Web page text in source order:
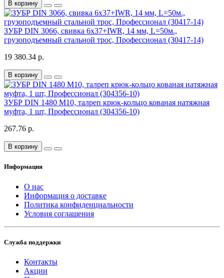
В корзину
ЗУБР DIN 3066, свивка 6х37+IWR, 14 мм, L=50м.,
грузоподъемный стальной трос, Профессионал (30417-14)
19 380.34 р.
В корзину
ЗУБР DIN 1480 М10, талреп крюк-кольцо кованая натяжная
муфта, 1 шт, Профессионал (304356-10)
267.76 р.
В корзину
Информация
О нас
Информация о доставке
Политика конфиденциальности
Условия соглашения
Служба поддержки
Контакты
Акции